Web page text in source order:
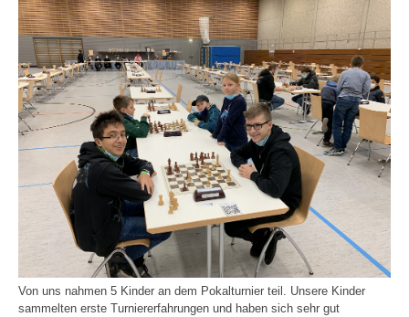
Von uns nahmen 5 Kinder an dem Pokalturnier teil. Unsere Kinder
sammelten erste Turniererfahrungen und haben sich sehr gut